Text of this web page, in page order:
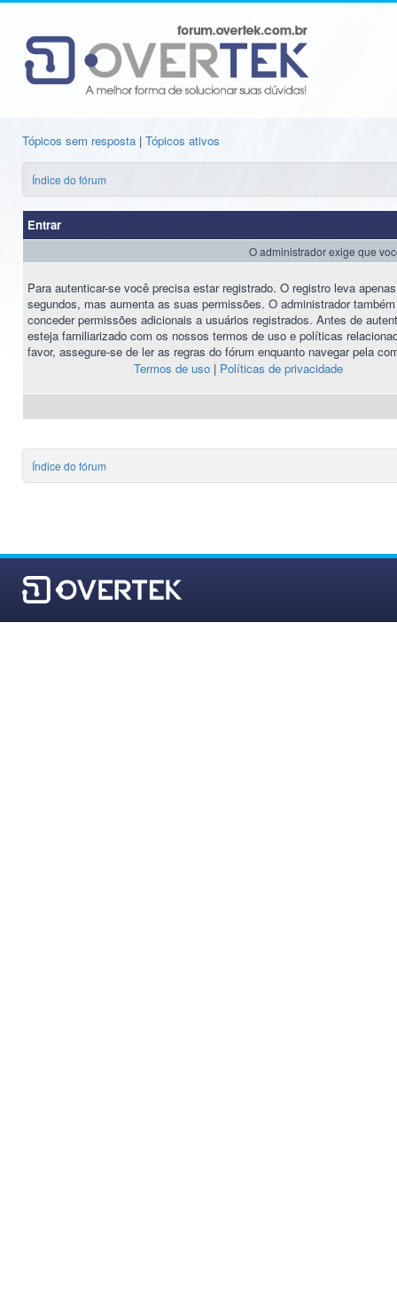
Tópicos sem resposta | Tópicos ativos
Índice do fórum
Entrar
O administrador exige que
Para autenticar-se você precisa estar registrado. O registro leva
segundos, mas aumenta as suas permissões. O administrador
conceder permissões adicionais a usuários registrados. Antes de
esteja familiarizado com os nossos termos de uso e políticas
favor, assegure-se de ler as regras do fórum enquanto navegar pela
Termos de uso| Políticas de privacidade
Índice do fórum